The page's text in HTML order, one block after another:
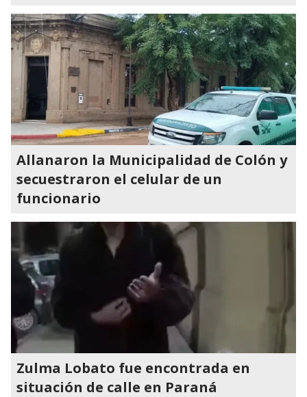
Allanaron la Municipalidad de Colón y
secuestraron el celular de un
funcionario
Zulma Lobato fue encontrada en
situación de calle en Paraná